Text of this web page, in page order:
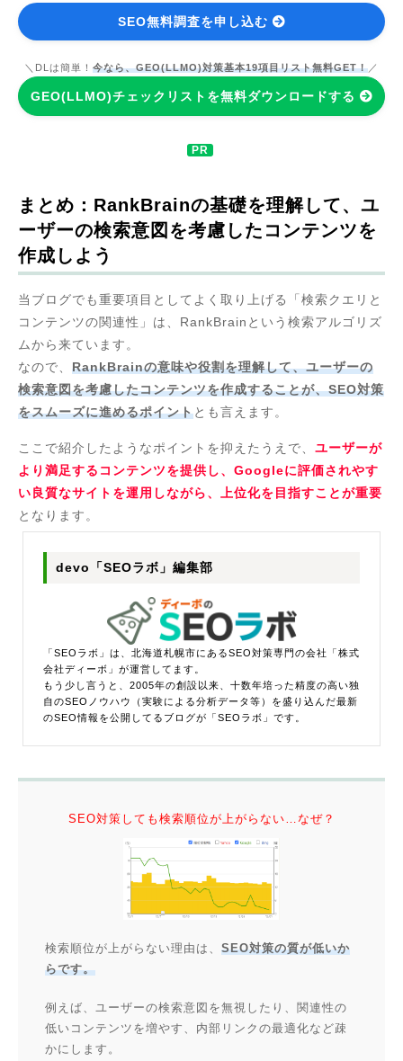
SEO無料調査を申し込む
＼DLは簡単！ 今なら、GEO(LLMO)対策基本19項目リスト無料GET！ ／
GEO(LLMO)チェックリストを無料ダウンロードする
まとめ：RankBrainの基礎を理解して、ユ
ーザーの検索意図を考慮したコンテンツを
作成しよう
当ブログでも重要項目としてよく取り上げる「検索クエリと
コンテンツの関連性」は、RankBrainという検索アルゴリズ
ムから来ています。
なので、 RankBrainの意味や役割を理解して、ユーザーの
検索意図を考慮したコンテンツを作成することが、SEO対策
をスムーズに進めるポイントとも言えます。
ここで紹介したようなポイントを抑えたうえで、 ユーザーが
より満足するコンテンツを提供し、Googleに評価されやす
い良質なサイトを運用しながら、上位化を目指すことが重要
となります。
devo「SEOラボ」編集部
「SEOラボ」は、北海道札幌市にあるSEO対策専門の会社「株式
会社ディーボ」が運営してます。
もう少し言うと、2005年の創設以来、十数年培った精度の高い独
自のSEOノウハウ（実験による分析データ等）を盛り込んだ最新
のSEO情報を公開してるブログが「SEOラボ」です。
SEO対策しても検索順位が上がらない…なぜ？
検索順位が上がらない理由は、 SEO対策の質が低いか
らです。
例えば、ユーザーの検索意図を無視したり、関連性の
低いコンテンツを増やす、内部リンクの最適化など疎
かにします。